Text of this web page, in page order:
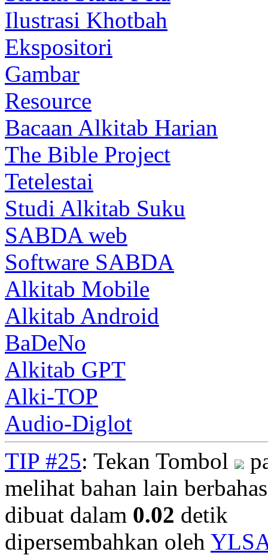
Ilustrasi Khotbah
Ekspositori
Gambar
Resource
Bacaan Alkitab Harian
The Bible Project
Tetelestai
Studi Alkitab Suku
SABDA web
Software SABDA
Alkitab Mobile
Alkitab Android
BaDeNo
Alkitab GPT
Alki-TOP
Audio-Diglot
TIP #25: Tekan Tombol
melihat bahan lain
dibuat dalam 0.02 detik
dipersembahkan oleh